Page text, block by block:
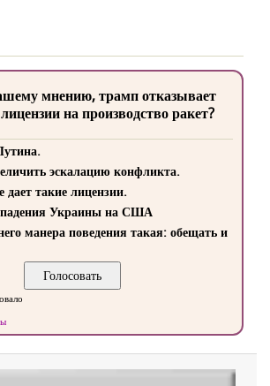
мнению, трамп отказывает
на производство ракет?
эскалацию конфликта.
такие лицензии.
Украины на США
манера поведения такая: обещать и